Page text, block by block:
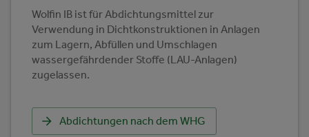
Wolfin IB ist für Abdichtungsmittel zur
Verwendung in Dichtkonstruktionen in Anlagen
zum Lagern, Abfüllen und Umschlagen
wassergefährdender Stoffe (LAU-Anlagen)
zugelassen.
Abdichtungen nach dem WHG